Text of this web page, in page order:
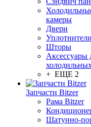
камеры
Двери
Уплотнители
Шторы
Аксессуары
+ ЕЩЕ 2
Запчасти Bitzer
Рама Bitzer
Шатунно-